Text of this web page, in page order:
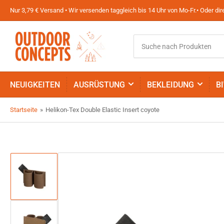
Nur 3,79 € Versand • Wir versenden taggleich bis 14 Uhr von Mo-Fr.• Oder
nach
Produkten
NEUIGKEITEN AUSRÜSTUNG BEKLEIDUNG
Startseite » Helikon-Tex Double Elastic Insert coyote
in
1